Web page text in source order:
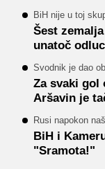
BiH nije u toj
Šest
unatoč
Svodnik je dao
Za svaki gol
Aršavin je
Rusi napokon
BiH i
"Sramota!"